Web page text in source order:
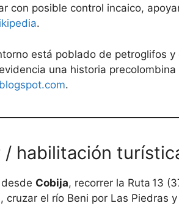
con posible control incaico,
.
está poblado de petroglifos
una historia
.
/ habilitación
Cobija, recorrer la Ruta 13
cruzar el río Beni por Las Piedras